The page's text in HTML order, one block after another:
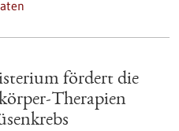
fördert die
Therapien